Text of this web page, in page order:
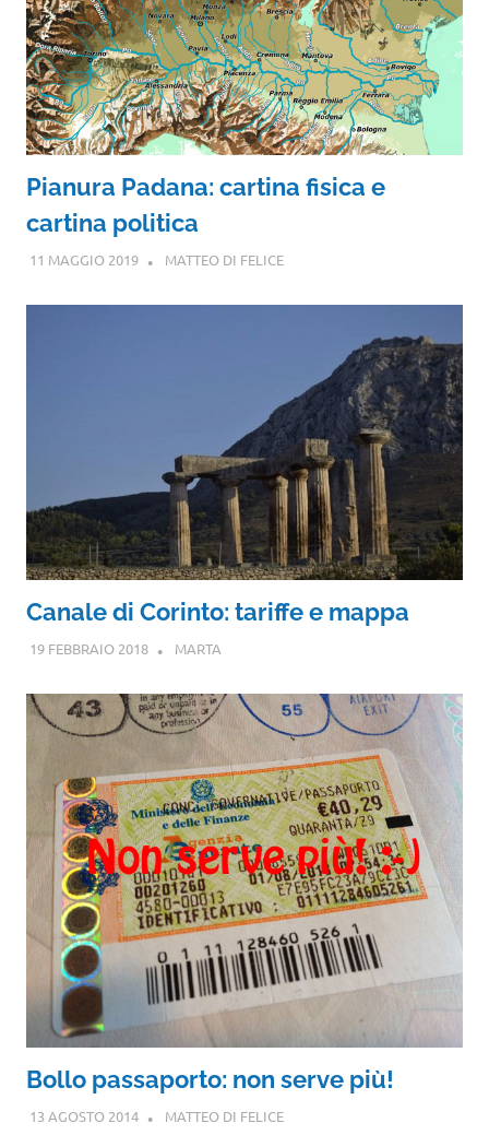
Pianura Padana: cartina fisica e
cartina politica
11 MAGGIO 2019 MATTEO DI FELICE
Canale di Corinto: tariffe e mappa
19 FEBBRAIO 2018 MARTA
Bollo passaporto: non serve più!
13 AGOSTO 2014 MATTEO DI FELICE